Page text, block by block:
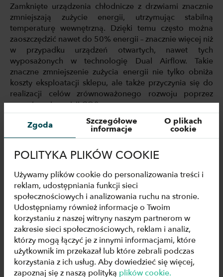
Zamknięte urządzenia chłodnicze z drzwiami znacznie
zmniejszają zużycie energii, utrzymując stabilną
temperaturę wewnętrzną. Dzięki temu często można
zaoszczędzić nawet do 50% energii – znacznie więcej niż
w przypadku urządzeń otwartych, nawet tych
wyposażonych w technologię Dual Airflow. Takie
znaczne zmniejszenie zużycia energii nie tylko obniża
koszty eksploatacji sklepu, ale także przyczynia się do
realizacji celów zrównoważonego rozwoju poprzez
ograniczenie emisji CO2.
Dobór urządzeń chłodniczych w
Monoprix Place de
Pariswyraźnie wskazuje na priorytet, jakim jest
oszczędzanie energii – większość urządzeń chłodniczych
w sklepie jest wyposażona w drzwi, co ma na celu
maksymalne zwiększenie ogólnej efektywności
energetycznej.
Lodówki otwarte i zamknięte:
ostateczny werdykt
Zamknięte urządzenia chłodnicze stają się coraz
częstszym wyborem we współczesnym handlu
detalicznym ze względu na doskonałą efektywność
energetyczną, lecz lodówki otwarte również pozostają
Zgoda Szczegółowe
informacje
O plikach
cookie
POLITYKA PLIKÓW COOKIE
Używamy plików cookie do personalizowania treści i
reklam, udostępniania funkcji sieci
społecznościowych i analizowania ruchu na stronie.
Udostępniamy również informacje o Twoim
korzystaniu z naszej witryny naszym partnerom w
zakresie sieci społecznościowych, reklam i analiz,
którzy mogą łączyć je z innymi informacjami, które
użytkownik im przekazał lub które zebrali podczas
korzystania z ich usług. Aby dowiedzieć się więcej,
zapoznaj się z naszą polityką plików cookie.